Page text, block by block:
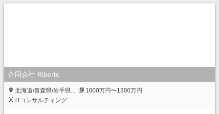
合同会社 Riberte
北海道/青森県/岩手県...
1000万円〜1300万円
ITコンサルティング